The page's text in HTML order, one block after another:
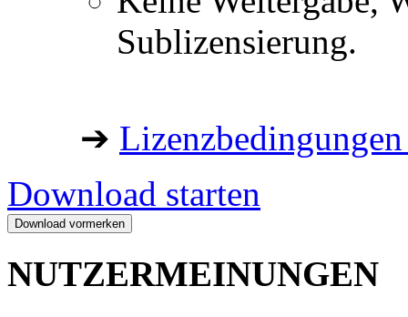
Sublizensierung.
➔
Download starten
NUTZERMEINUNGEN